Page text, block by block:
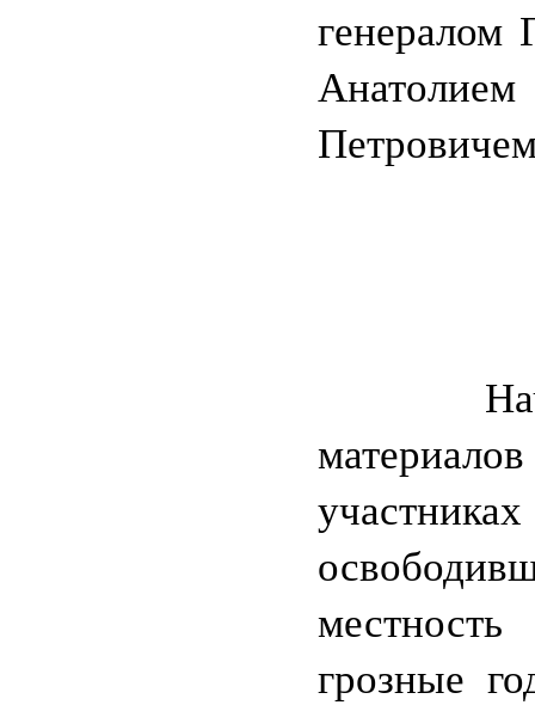
генералом
Анатолием
грозные